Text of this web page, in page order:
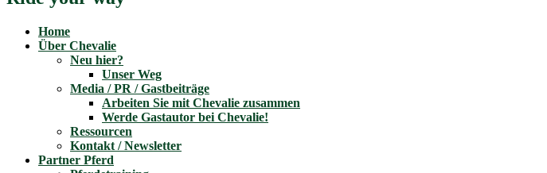
Home
Über Chevalie
Neu hier?
Unser Weg
Media / PR / Gastbeiträge
Arbeiten Sie mit Chevalie zusammen
Werde Gastautor bei Chevalie!
Ressourcen
Kontakt / Newsletter
Partner Pferd